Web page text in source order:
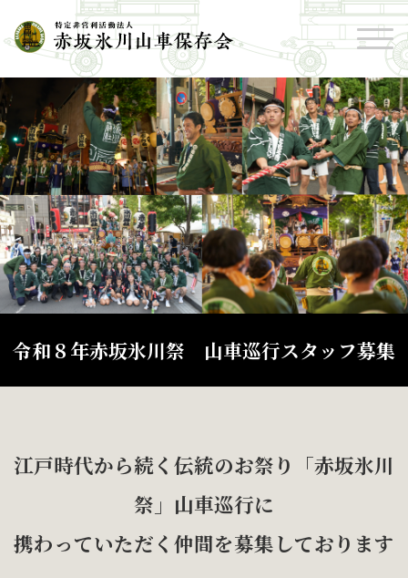
令和８年赤坂氷川祭 山車巡行スタッフ募集
江戸時代から続く伝統のお祭り「赤坂氷川
祭」山車巡行に
携わっていただく仲間を募集しております